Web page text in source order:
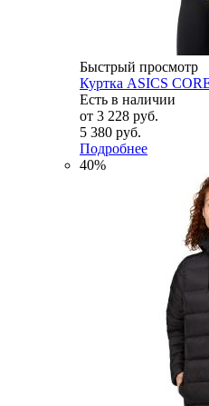
Быстрый просмотр
Куртка ASICS
Есть в наличии
от 3 228 руб.
5 380 руб.
Подробнее
40%